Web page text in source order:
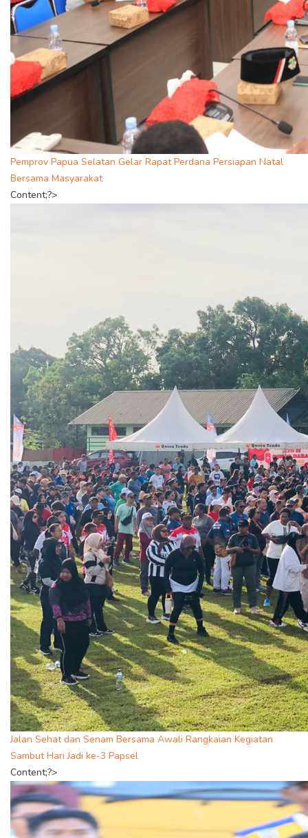
Pemprov Papua Selatan Gelar Rapat Perdana Persiapan Natal
Bersama Masyarakat
Content;?>
Jalan Sehat dan Senam Bersama Awali Rangkaian Kegiatan
Sambut Hari Jadi ke-3 Papsel
Content;?>